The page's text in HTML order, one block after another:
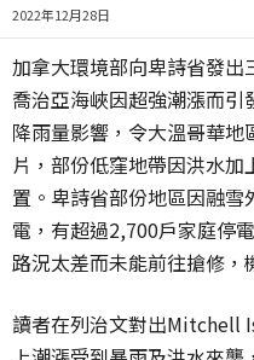
2022年12月28日
加拿大環境部向卑詩省發
喬治亞海峽因超強潮漲而引
降雨量影響，令大溫哥華
片，部份低窪地帶因洪水
置。卑詩省部份地區因融
電，有超過2,700戶家庭停
路況太差而未能前往搶修，
讀者在列治文對出Mitchell